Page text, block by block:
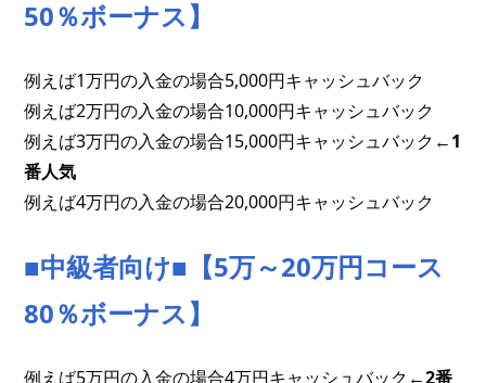
50％ボーナス】
例えば1万円の入金の場合5,000円キャッシュバック
例えば2万円の入金の場合10,000円キャッシュバック
例えば3万円の入金の場合15,000円キャッシュバック ←1
番人気
例えば4万円の入金の場合20,000円キャッシュバック
■中級者向け■【5万～20万円コース
80％ボーナス】
例えば5万円の入金の場合4万円キャッシュバック ←2番